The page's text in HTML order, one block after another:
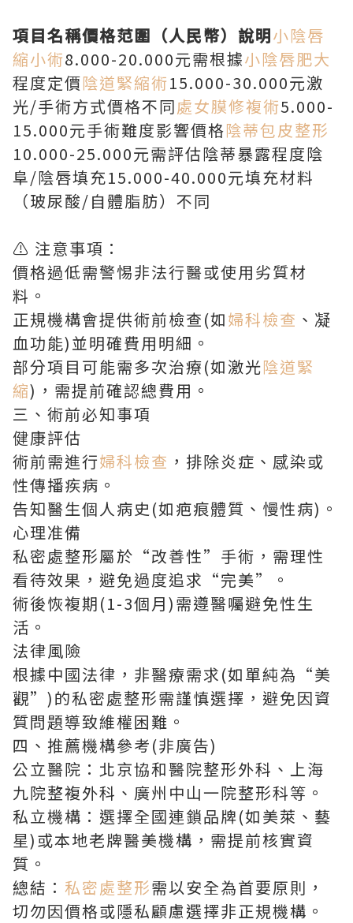
項目名稱價格范圍（人民幣）說明小陰唇
縮小術8.000-20.000元需根據小陰唇肥大
程度定價陰道緊縮術15.000-30.000元激
光/手術方式價格不同處女膜修複術5.000-
15.000元手術難度影響價格陰蒂包皮整形
10.000-25.000元需評估陰蒂暴露程度陰
阜/陰唇填充15.000-40.000元填充材料
（玻尿酸/自體脂肪）不同
⚠️ 注意事項：
價格過低需警惕非法行醫或使用劣質材
料。
正規機構會提供術前檢查(如婦科檢查 、凝
血功能)並明確費用明細。
部分項目可能需多次治療(如激光陰道緊
縮)，需提前確認總費用。
三、術前必知事項
健康評估
術前需進行婦科檢查 ，排除炎症、感染或
性傳播疾病。
告知醫生個人病史(如疤痕體質、慢性病)。
心理准備
私密處整形屬於“改善性”手術，需理性
看待效果，避免過度追求“完美”。
術後恢複期(1-3個月)需遵醫囑避免性生
活。
法律風險
根據中國法律，非醫療需求(如單純為“美
觀”)的私密處整形需謹慎選擇，避免因資
質問題導致維權困難。
四、推薦機構參考(非廣告)
公立醫院：北京協和醫院整形外科、上海
九院整複外科、廣州中山一院整形科等。
私立機構：選擇全國連鎖品牌(如美萊、藝
星)或本地老牌醫美機構，需提前核實資
質。
總結： 私密處整形需以安全為首要原則，
切勿因價格或隱私顧慮選擇非正規機構。